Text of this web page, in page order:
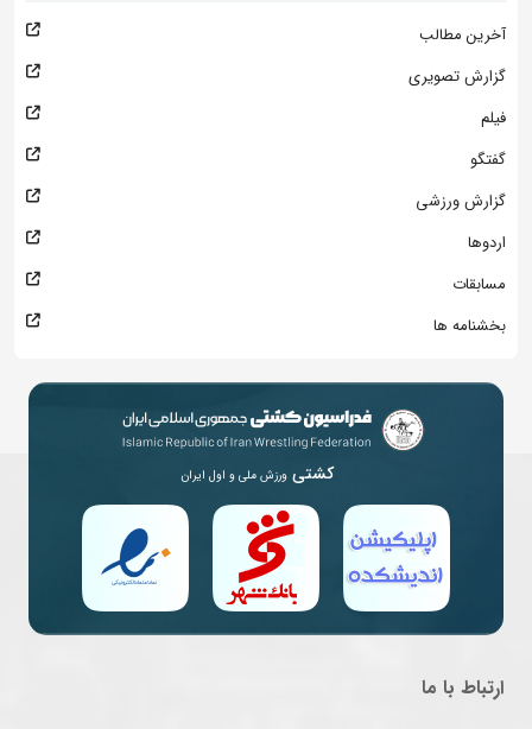
آخرین مطالب
گزارش تصویری
فیلم
گفتگو
گزارش ورزشی
اردوها
مسابقات
بخشنامه ها
کشتی ورزش ملی و اول ایران
ارتباط با ما